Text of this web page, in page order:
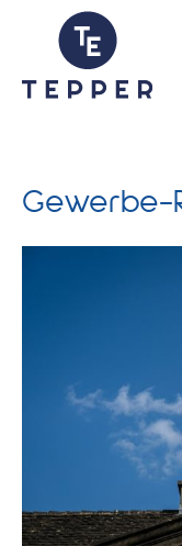
Gewerbe-